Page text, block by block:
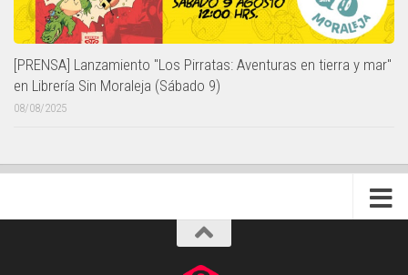
[PRENSA] Lanzamiento "Los Pirratas: Aventuras en tierra y mar"
en Librería Sin Moraleja (Sábado 9)
08/08/2025